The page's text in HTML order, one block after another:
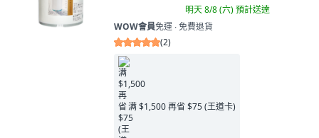
明天 8/8 (六)預計送達
WOW會員免運 ∙ 免費退貨
(2)
满 $1,500 再省 $75 (王道卡)